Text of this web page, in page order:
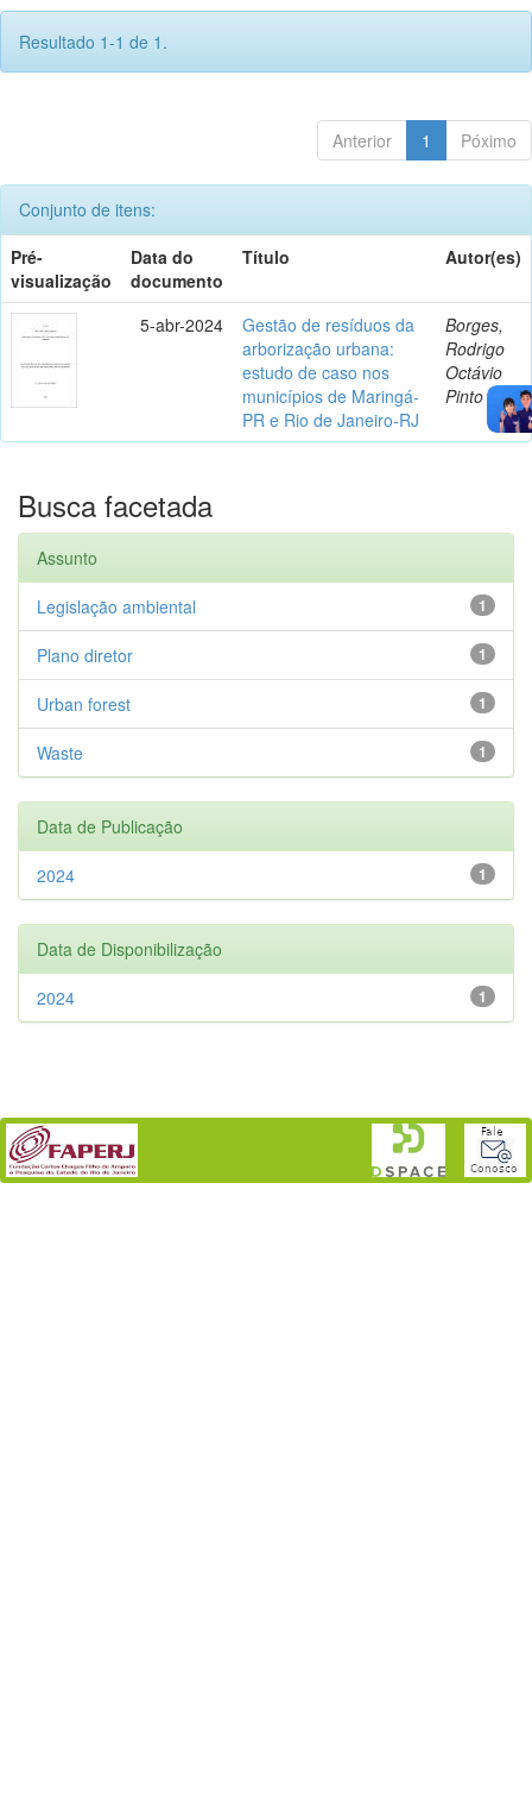
Resultado 1-1 de 1.
Anterior 1 Póximo
Conjunto de itens:
Pré-
visualização
Data do
documento
Título Autor(es)
5-abr-2024
Gestão de resíduos da
arborização urbana:
estudo de caso nos
municípios de Maringá-
PR e Rio de Janeiro-RJ
Borges,
Rodrigo
Octávio
Pinto
Busca facetada
Assunto
1
Legislação ambiental
1
Plano diretor
1
Urban forest
1
Waste
Data de Publicação
1
2024
Data de Disponibilização
1
2024